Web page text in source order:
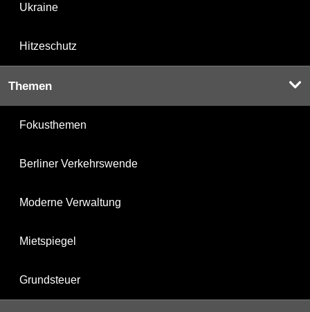
Ukraine
Hitzeschutz
Themen
Fokusthemen
Berliner Verkehrswende
Moderne Verwaltung
Mietspiegel
Grundsteuer